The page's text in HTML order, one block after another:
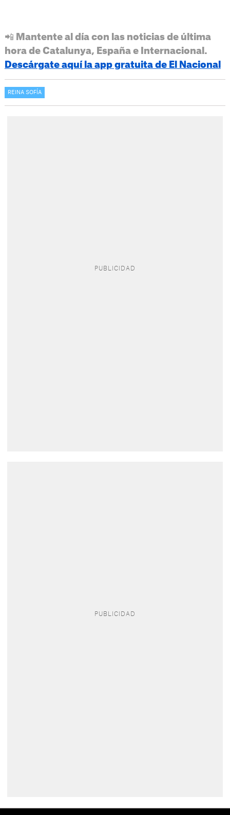
📲 Mantente al día con las noticias de última
hora de Catalunya, España e Internacional.
Descárgate aquí la app gratuita de El Nacional
REINA SOFÍA